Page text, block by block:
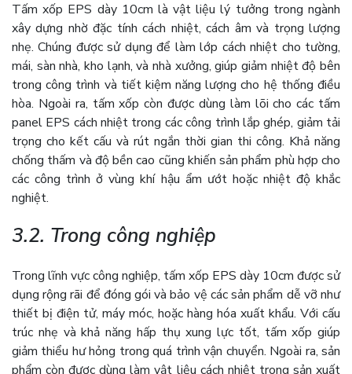
Tấm xốp EPS dày 10cm là vật liệu lý tưởng trong ngành
xây dựng nhờ đặc tính cách nhiệt, cách âm và trọng lượng
nhẹ. Chúng được sử dụng để làm lớp cách nhiệt cho tường,
mái, sàn nhà, kho lạnh, và nhà xưởng, giúp giảm nhiệt độ bên
trong công trình và tiết kiệm năng lượng cho hệ thống điều
hòa. Ngoài ra, tấm xốp còn được dùng làm lõi cho các tấm
panel EPS cách nhiệt trong các công trình lắp ghép, giảm tải
trọng cho kết cấu và rút ngắn thời gian thi công. Khả năng
chống thấm và độ bền cao cũng khiến sản phẩm phù hợp cho
các công trình ở vùng khí hậu ẩm ướt hoặc nhiệt độ khắc
nghiệt.
3.2. Trong công nghiệp
Trong lĩnh vực công nghiệp, tấm xốp EPS dày 10cm được sử
dụng rộng rãi để đóng gói và bảo vệ các sản phẩm dễ vỡ như
thiết bị điện tử, máy móc, hoặc hàng hóa xuất khẩu. Với cấu
trúc nhẹ và khả năng hấp thụ xung lực tốt, tấm xốp giúp
giảm thiểu hư hỏng trong quá trình vận chuyển. Ngoài ra, sản
phẩm còn được dùng làm vật liệu cách nhiệt trong sản xuất